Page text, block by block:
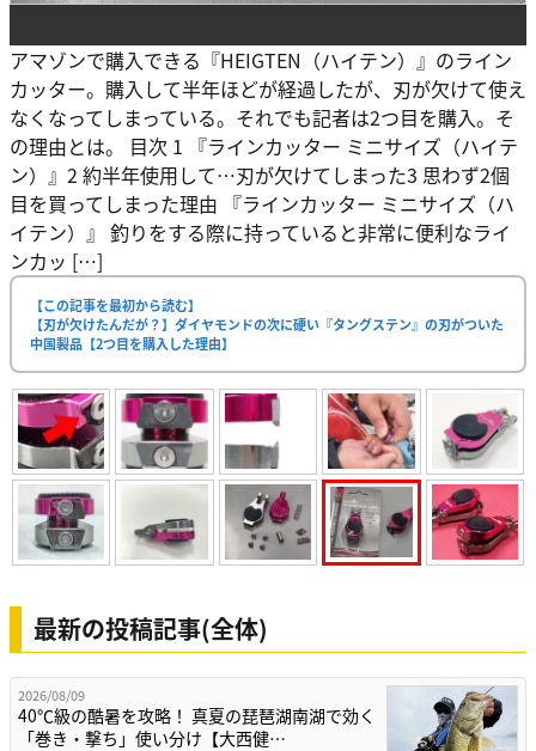
アマゾンで購入できる『HEIGTEN（ハイテン）』のライン
カッター。購入して半年ほどが経過したが、刃が欠けて使え
なくなってしまっている。それでも記者は2つ目を購入。そ
の理由とは。 目次 1 『ラインカッター ミニサイズ（ハイテ
ン）』2 約半年使用して…刃が欠けてしまった3 思わず2個
目を買ってしまった理由 『ラインカッター ミニサイズ（ハ
イテン）』 釣りをする際に持っていると非常に便利なライ
ンカッ […]
【この記事を最初から読む】
【刃が欠けたんだが？】ダイヤモンドの次に硬い『タングステン』の刃がついた
中国製品【2つ目を購入した理由】
最新の投稿記事(全体)
2026/08/09
40℃級の酷暑を攻略！ 真夏の琵琶湖南湖で効く
「巻き・撃ち」使い分け【大西健…